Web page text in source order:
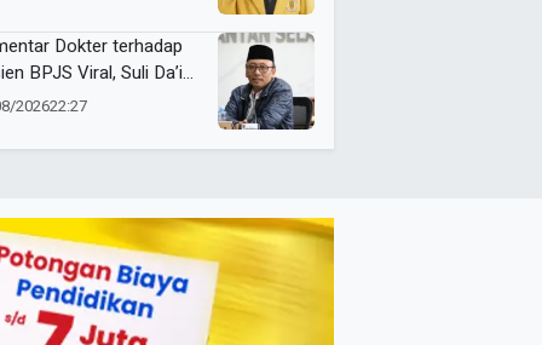
Dokter terhadap
BPJS Viral, Suli Da’im:
Lukai Kepercayaan
202622:27